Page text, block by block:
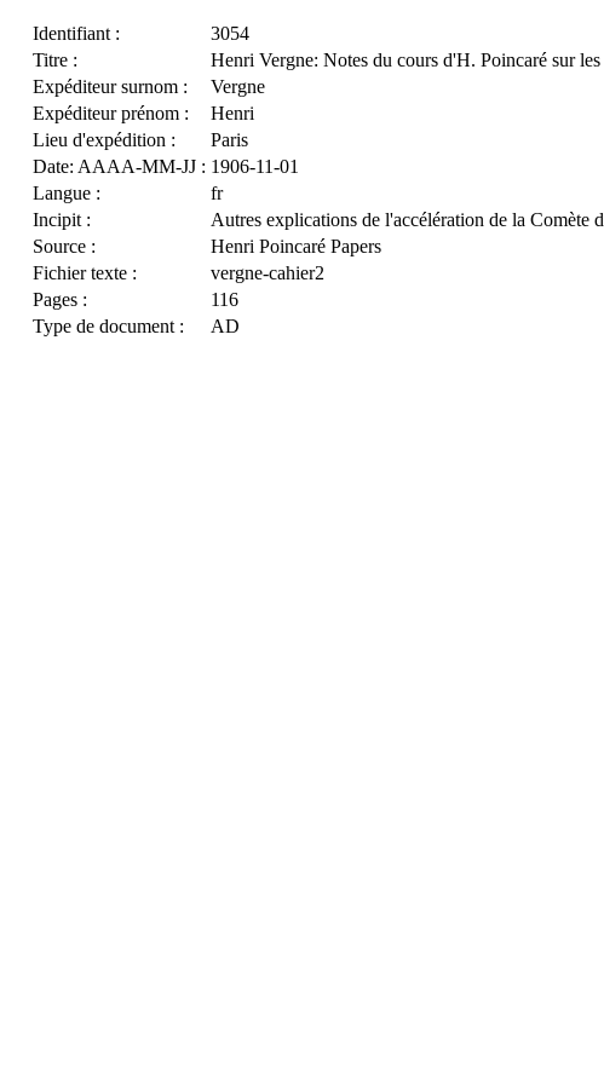
Identifiant :
3054
Titre :
Henri Vergne: Notes du cours d'H. Poincaré sur
Expéditeur surnom :
Vergne
Expéditeur prénom :
Henri
Lieu d'expédition :
Paris
Date: AAAA-MM-JJ : 1906-11-01
Langue :
fr
Incipit :
Autres explications de l'accélération de la Comète
Source :
Henri Poincaré Papers
Fichier texte :
vergne-cahier2
Pages :
116
Type de document :
AD